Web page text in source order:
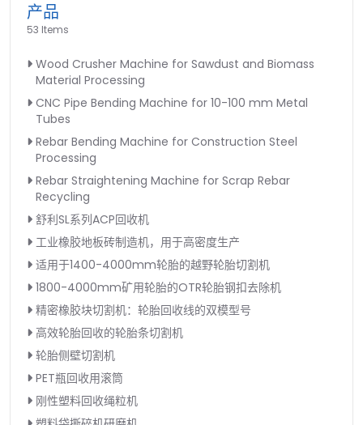
产品
53 Items
Wood Crusher Machine for Sawdust and Biomass
Material Processing
CNC Pipe Bending Machine for 10-100 mm Metal
Tubes
Rebar Bending Machine for Construction Steel
Processing
Rebar Straightening Machine for Scrap Rebar
Recycling
舒利SL系列ACP回收机
工业橡胶地板砖制造机，用于高密度生产
适用于1400-4000mm轮胎的越野轮胎切割机
1800-4000mm矿用轮胎的OTR轮胎钢扣去除机
精密橡胶块切割机：轮胎回收线的双模型号
高效轮胎回收的轮胎条切割机
轮胎侧壁切割机
PET瓶回收用滚筒
刚性塑料回收绳粒机